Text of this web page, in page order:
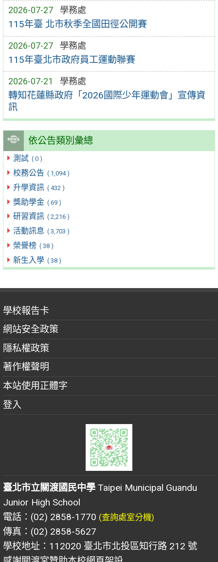
2026-07-27 學務處
115年臺 北市秋季全國田徑公開賽
2026-07-27 學務處
115年臺北市政府員工運動聯賽
2026-07-21 學務處
轉知花蓮縣政府「2026國際少年運動會」宣傳資
訊
依公告類別彙總
測試 ( 0 )
校務公告 ( 1,094 )
升學資訊 ( 432 )
獎助學金 ( 69 )
研習資訊 ( 2,216 )
活動訊息 ( 3,703 )
榮譽榜 ( 38 )
新生入學 ( 38 )
學校報告卡
網站安全政策
隱私權政策
著作權聲明
本站使用正體字
登入
臺北市立關渡國民中學 Taipei Municipal Guandu
Junior High School
電話：(02) 2858-1770 (查詢處室分機)
傳真：(02) 2858-5627
學校地址：112020 臺北市北投區知行路 212 號